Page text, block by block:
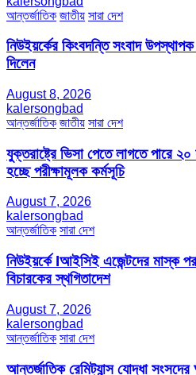
আন্তর্জাতিক জাতীয় সারা দেশ
নিউইয়র্কের কিংবদন্তি সংবাদ
দিলেন
August 8, 2026
kalersongbad
আন্তর্জাতিক জাতীয় সারা দেশ
যুক্তরাষ্ট্রে ভিসা পেতে লাগতে পারে ২০
হচ্ছে পরীক্ষামূলক কর্মসূচি
August 7, 2026
kalersongbad
আন্তর্জাতিক সারা দেশ
নিউইয়র্কে Iআইসিই এজেন্টদের মাস্ক
বিচারকের স্থগিতাদেশ
August 7, 2026
kalersongbad
আন্তর্জাতিক সারা দেশ
আন্তর্জাতিক রেমিট্যান্স যোদ্ধা